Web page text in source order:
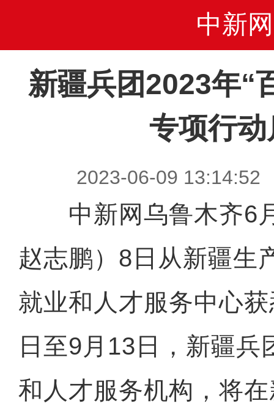
中新网
新疆兵团2023年“
专项行动
2023-06-09
中新网乌鲁木齐6
赵志鹏）8日从新疆生
就业和人才服务中心
日至9月13日，新疆兵
和人才服务机构，将